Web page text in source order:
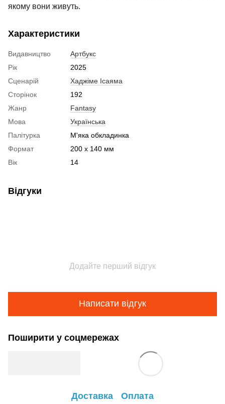
якому вони живуть.
Характеристики
Видавництво
Артбукс
Рік
2025
Сценарій
Хаджіме Ісаяма
Сторінок
192
Жанр
Fantasy
Мова
Українська
Палітурка
М'яка обкладинка
Формат
200 x 140 мм
Вік
14
Відгуки
Додайте перший відгук
Написати відгук
Поширити у соцмережах
Доставка Оплата